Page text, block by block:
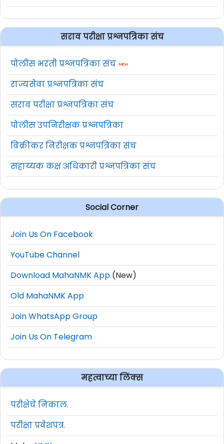
सराव परीक्षा प्रश्नपत्रिका संच
पोलीस भरती प्रश्नपत्रिका संच
राज्यसेवा प्रश्नपत्रिका संच
सराव परीक्षा प्रश्नपत्रिका संच
पोलीस उपनिरीक्षक प्रश्नपत्रिका
विक्रीकर निरीक्षक प्रश्नपत्रिका संच
सहाय्यक कक्ष अधिकारी प्रश्नपत्रिका संच
Social Corner
Join Us On Facebook
YouTube Channel
Download MahaNMK App (New)
Old MahaNMK App
Join WhatsApp Group
Join Us On Telegram
महत्वाच्या लिंक्स
परीक्षेचे निकाल.
परीक्षा प्रवेशपत्र.